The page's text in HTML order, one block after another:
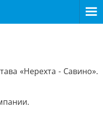
«Нерехта - Савино».